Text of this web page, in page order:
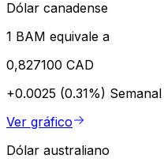
Dólar canadense
1 BAM equivale a
0,827100 CAD
+0.0025 (0.31%) Semanal
Ver gráfico
Dólar australiano